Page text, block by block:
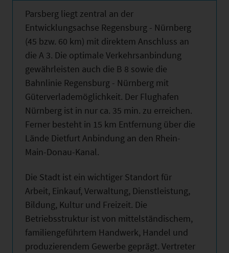
Parsberg liegt zentral an der
Entwicklungsachse Regensburg - Nürnberg
(45 bzw. 60 km) mit direktem Anschluss an
die A 3. Die optimale Verkehrsanbindung
gewährleisten auch die B 8 sowie die
Bahnlinie Regensburg - Nürnberg mit
Güterverlademöglichkeit. Der Flughafen
Nürnberg ist in nur ca. 35 min. zu erreichen.
Ferner besteht in 15 km Entfernung über die
Lände Dietfurt Anbindung an den Rhein-
Main-Donau-Kanal.
Die Stadt ist ein wichtiger Standort für
Arbeit, Einkauf, Verwaltung, Dienstleistung,
Bildung, Kultur und Freizeit. Die
Betriebsstruktur ist von mittelständischem,
familiengeführtem Handwerk, Handel und
produzierendem Gewerbe geprägt. Vertreter